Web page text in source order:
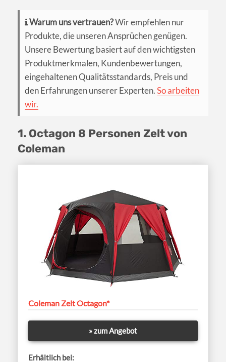
Warum uns vertrauen?Wir empfehlen nur
Produkte, die unseren Ansprüchen genügen.
Unsere Bewertung basiert auf den wichtigsten
Produktmerkmalen, Kundenbewertungen,
eingehaltenen Qualitätsstandards, Preis und
den Erfahrungen unserer Experten.So arbeiten
wir.
1. Octagon 8 Personen Zelt von
Coleman
Coleman Zelt Octagon*
» zum Angebot
Erhältlich bei: